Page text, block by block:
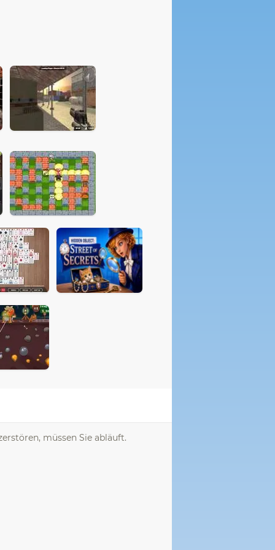
müssen Sie abläuft.